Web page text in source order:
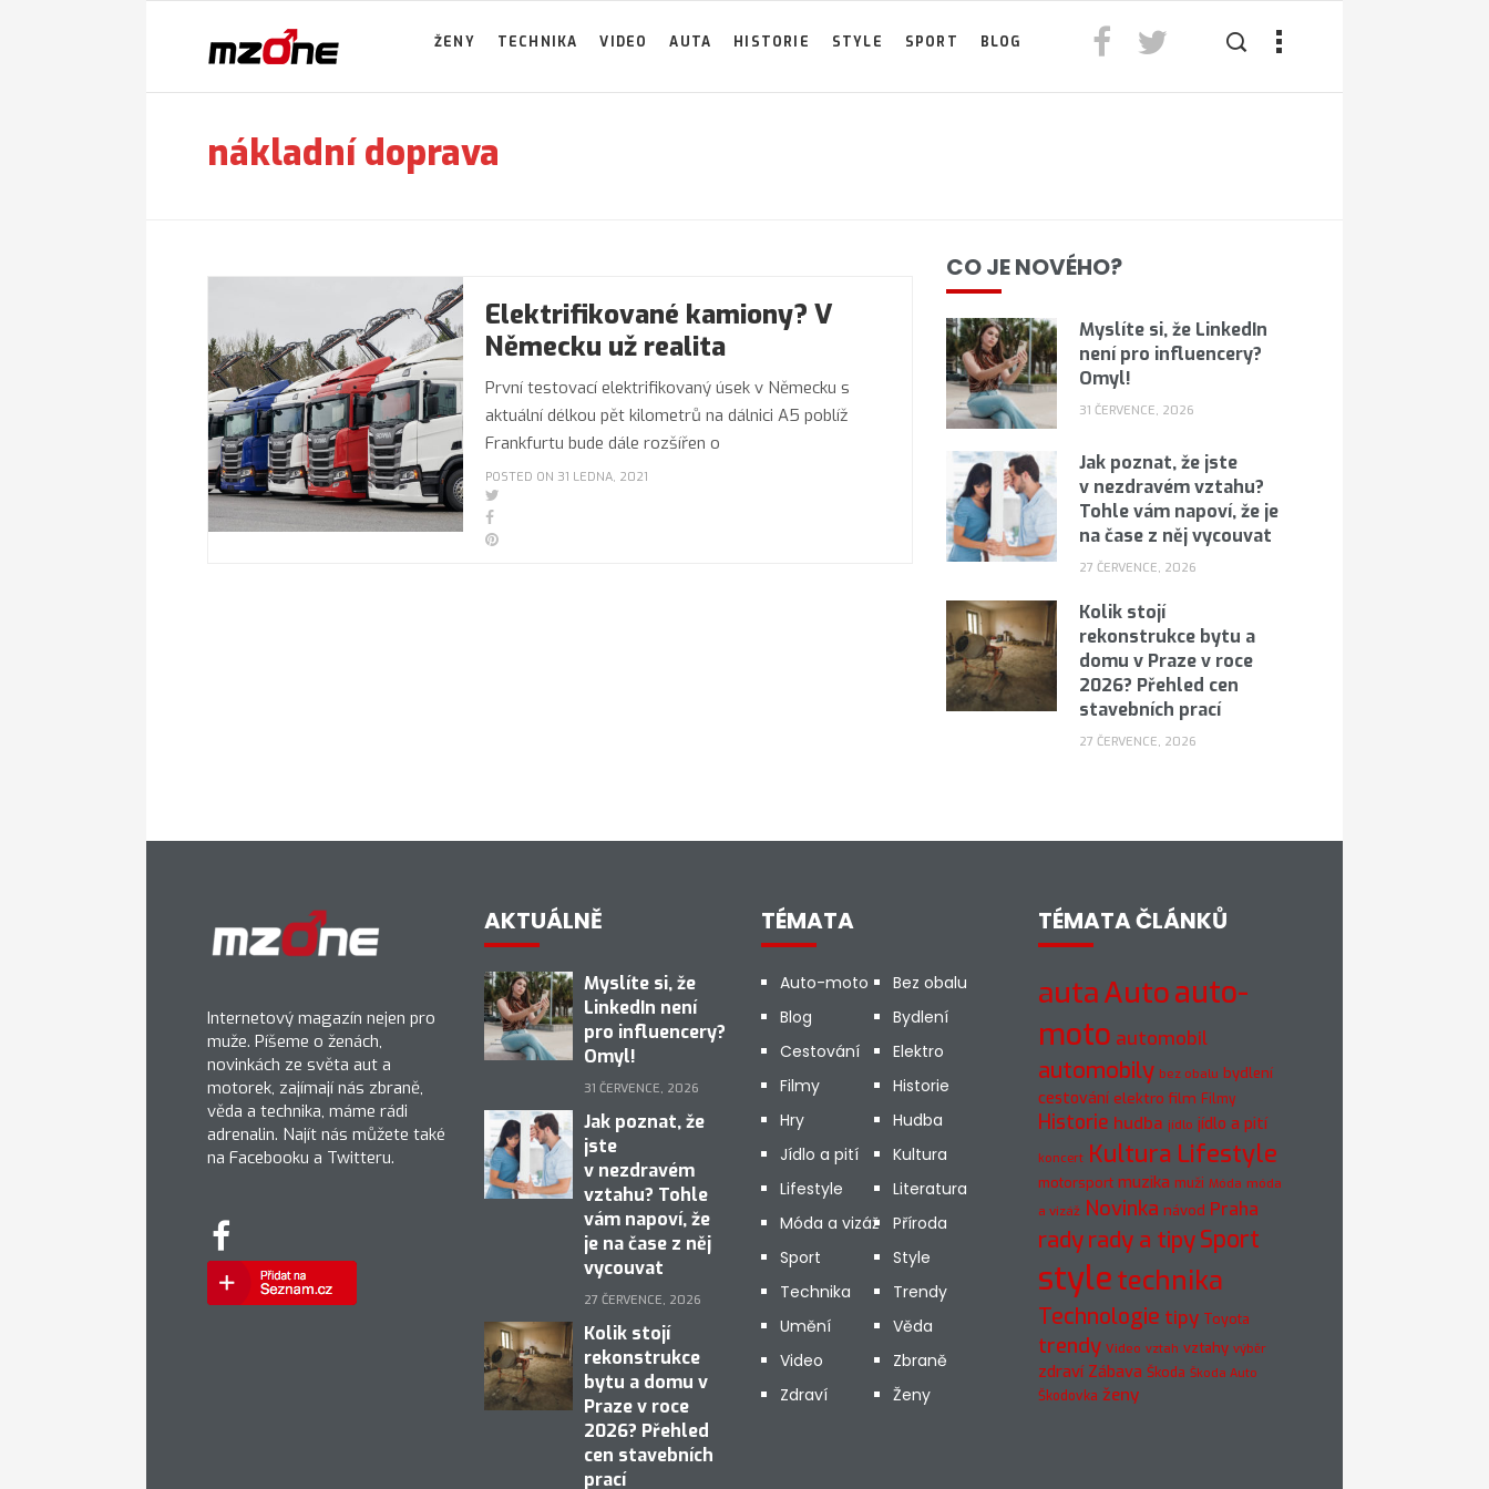
ŽENY TECHNIKA VIDEO AUTA HISTORIE STYLE SPORT BLOG
nákladní doprava
Elektrifikované kamiony? V
Německu už realita
První testovací elektrifikovaný úsek v Německu s
aktuální délkou pět kilometrů na dálnici A5 poblíž
Frankfurtu bude dále rozšířen o
POSTED ON 31 LEDNA, 2021
CO JE NOVÉHO?
Myslíte si, že LinkedIn
není pro influencery?
Omyl!
31 ČERVENCE, 2026
Jak poznat, že jste
v nezdravém vztahu?
Tohle vám napoví, že je
na čase z něj vycouvat
27 ČERVENCE, 2026
Kolik stojí
rekonstrukce bytu a
domu v Praze v roce
2026? Přehled cen
stavebních prací
27 ČERVENCE, 2026
Internetový magazín nejen pro
muže. Píšeme o ženách,
novinkách ze světa aut a
motorek, zajímají nás zbraně,
věda a technika, máme rádi
adrenalin. Najít nás můžete také
na Facebooku a Twitteru.
AKTUÁLNĚ
Myslíte si, že
LinkedIn není
pro influencery?
Omyl!
31 ČERVENCE, 2026
Jak poznat, že
jste
v nezdravém
vztahu? Tohle
vám napoví, že
je na čase z něj
vycouvat
27 ČERVENCE, 2026
Kolik stojí
rekonstrukce
bytu a domu v
Praze v roce
2026? Přehled
cen stavebních
prací
TÉMATA
Auto-moto
Bez obalu
Blog
Bydlení
Cestování
Elektro
Filmy
Historie
Hry
Hudba
Jídlo a pití
Kultura
Lifestyle
Literatura
Móda a vizáž
Příroda
Sport
Style
Technika
Trendy
Umění
Věda
Video
Zbraně
Zdraví
Ženy
TÉMATA ČLÁNKŮ
autaAutoauto-
moto automobil
automobily bez obalu bydlení
cestování elektro film Filmy
Historie hudba jídlo jídlo a pití
koncert Kultura Lifestyle
motorsport muzika muži Móda móda
a vizáž Novinka návod Praha
radyrady a tipySport
styletechnika
Technologie tipy Toyota
trendy Video vztah vztahy výběr
zdraví Zábava Škoda Škoda Auto
Škodovka ženy